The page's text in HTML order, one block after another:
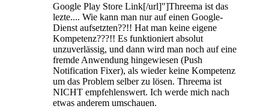
Google Play Store Link[/url]"]Threema ist das
lezte.... Wie kann man nur auf einen Google-
Dienst aufsetzten??!! Hat man keine eigene
Kompetenz???!! Es funktioniert absolut
unzuverlässig, und dann wird man noch auf eine
fremde Anwendung hingewiesen (Push
Notification Fixer), als wieder keine Kompetenz
um das Problem selber zu lösen. Threema ist
NICHT empfehlenswert. Ich werde mich nach
etwas anderem umschauen.